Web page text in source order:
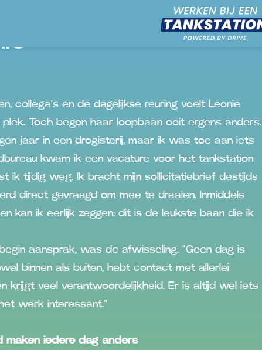
collega’s en de dagelijkse reuring voelt Leonie
Toch begon haar loopbaan ooit ergens anders.
jaar in een drogisterij, maar ik was toe aan iets
kwam ik een vacature voor het tankstation
ik tijdig weg. Ik bracht mijn sollicitatiebrief destijds
direct gevraagd om mee te draaien. Inmiddels
kan ik eerlijk zeggen: dit is de leukste baan die ik
aansprak, was de afwisseling. “Geen dag is
binnen als buiten, hebt contact met allerlei
krijgt veel verantwoordelijkheid. Er is altijd wel iets
werk interessant.”
maken iedere dag anders